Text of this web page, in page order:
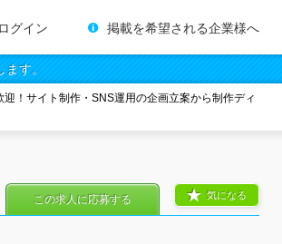
グイン 掲載を希望される企業様へ
す。
！サイト制作・SNS運用の企画立案から制作ディ
気になる
この求人に応募する